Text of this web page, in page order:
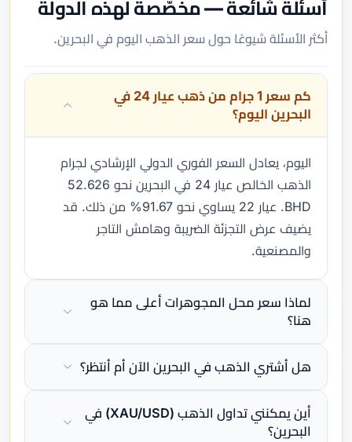
أسئلة شائعة — مخصّصة لهذه الدولة
أكثر الأسئلة شيوعًا حول سعر الذهب اليوم في البحرين.
كم سعر 1 جرام من ذهب عيار 24 في
البحرين اليوم؟
اليوم، يعادل السعر الفوري الدولي الإرشادي لجرام
الذهب الخالص عيار 24 في البحرين نحو 52.626
BHD. عيار 22 يساوي نحو 91.67% من ذلك. قد
يضيف عرض التجزئة الضريبة وهامش التاجر
والمصنعية.
لماذا سعر محل المجوهرات أعلى مما هو
هنا؟
هل أشتري الذهب في البحرين الآن أم أنتظر؟
أين يمكنني تداول الذهب (XAU/USD) في
البحرين؟